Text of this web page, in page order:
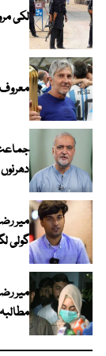
لکی
معروف
میر
گولی
میر